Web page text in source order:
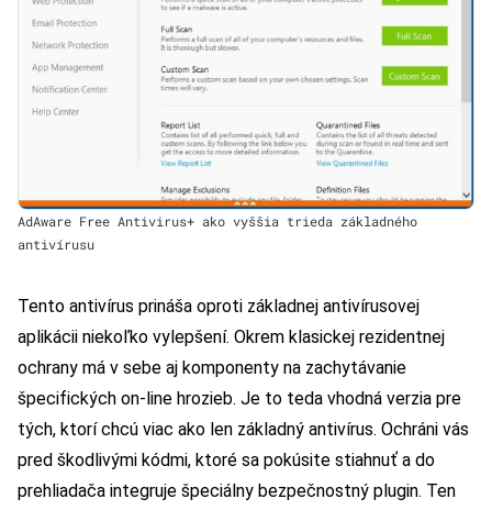
AdAware Free Antivirus+ ako vyššia trieda základného
antivírusu
Tento antivírus prináša oproti základnej antivírusovej
aplikácii niekoľko vylepšení. Okrem klasickej rezidentnej
ochrany má v sebe aj komponenty na zachytávanie
špecifických on-line hrozieb. Je to teda vhodná verzia pre
tých, ktorí chcú viac ako len základný antivírus. Ochráni vás
pred škodlivými kódmi, ktoré sa pokúsite stiahnuť a do
prehliadača integruje špeciálny bezpečnostný plugin. Ten